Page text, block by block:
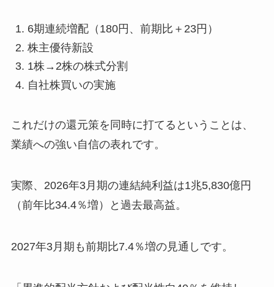
6期連続増配（180円、前期比＋23円）
株主優待新設
1株→2株の株式分割
自社株買いの実施
これだけの還元策を同時に打てるということは、
業績への強い自信の表れです。
実際、2026年3月期の連結純利益は1兆5,830億円
（前年比34.4％増）と過去最高益。
2027年3月期も前期比7.4％増の見通しです。